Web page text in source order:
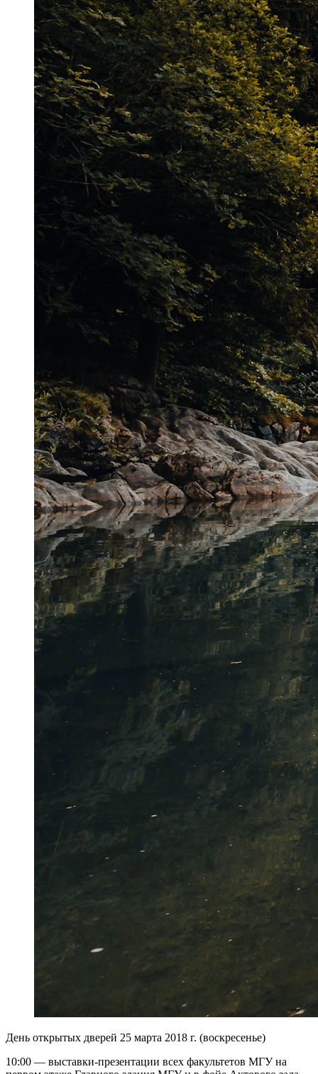
День открытых дверей 25 марта 2018 г. (воскресенье)
10:00 — выставки-презентации всех факультетов МГУ на